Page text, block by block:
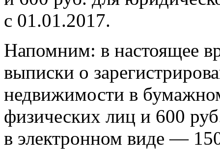
с 01.01.2017.
Напомним: в настоящее
выписки о
недвижимости в
физических лиц и 600
в электронном виде —